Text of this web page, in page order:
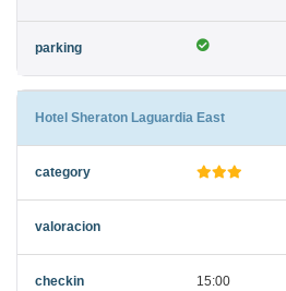
Hotel Sheraton Laguardia East
15:00